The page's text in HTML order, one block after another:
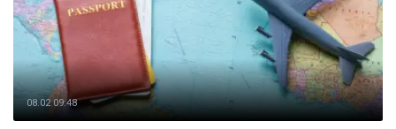
08.02 09:48